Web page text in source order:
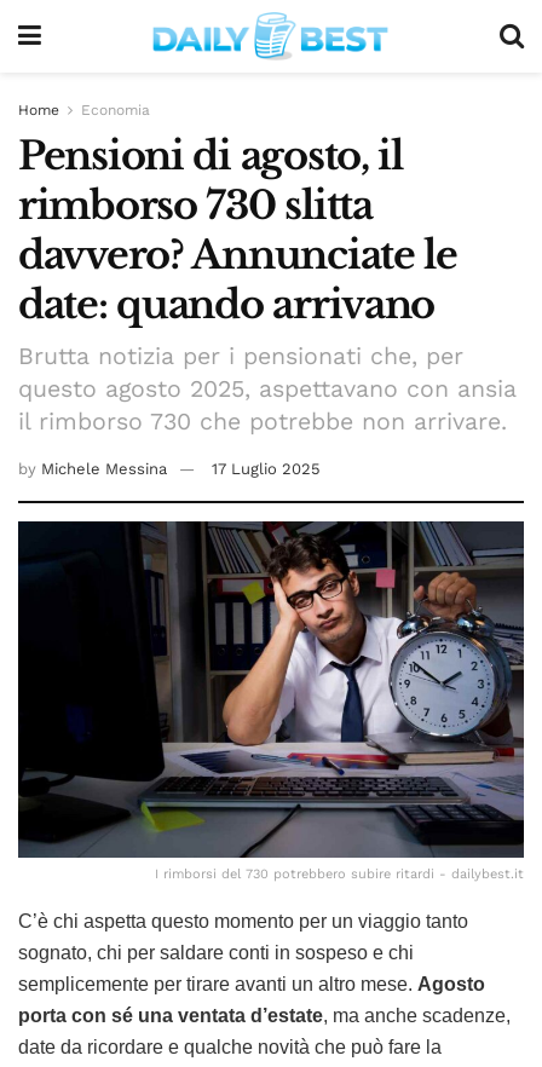
Home Economia
Pensioni di agosto, il
rimborso 730 slitta
davvero? Annunciate le
date: quando arrivano
Brutta notizia per i pensionati che, per
questo agosto 2025, aspettavano con ansia
il rimborso 730 che potrebbe non arrivare.
by Michele Messina 17 Luglio 2025
I rimborsi del 730 potrebbero subire ritardi - dailybest.it
C’è chi aspetta questo momento per un viaggio tanto
sognato, chi per saldare conti in sospeso e chi
semplicemente per tirare avanti un altro mese. Agosto
porta con sé una ventata d’estate, ma anche scadenze,
date da ricordare e qualche novità che può fare la